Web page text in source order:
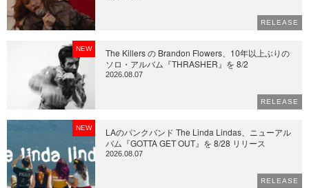
RELEASE
NEW
The Killers の Brandon Flowers、10年以上ぶりの
ソロ・アルバム『THRASHER』を 8/2
2026.08.07
RELEASE
NEW
LAのパンクバンド The Linda Lindas、ニューアル
バム『GOTTA GET OUT』を 8/28 リリース
2026.08.07
RELEASE